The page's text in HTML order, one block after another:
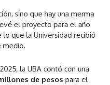
sino que hay una merma
el proyecto para el año
que la Universidad recibió
medio.
la UBA contó con una
de pesos para el